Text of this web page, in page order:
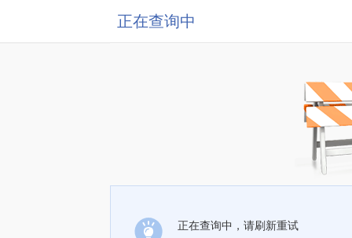
正在查询中
正在查询中，请刷新重试